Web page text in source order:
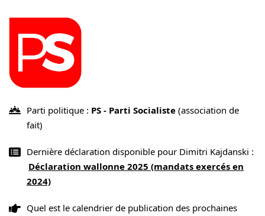
Parti politique : PS - Parti Socialiste (association de
fait)
Dernière déclaration disponible pour Dimitri Kajdanski :
Déclaration wallonne 2025 (mandats exercés en
2024)
Quel est le calendrier de publication des prochaines